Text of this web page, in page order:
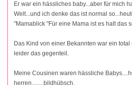
Er war ein hässliches baby...aber für mich
Welt...und ich denke das ist normal
"Mamablick "Für eine Mama ist es halt das
Das Kind von einer Bekannten war ein total
leider das gegenteil.
Meine Cousinen waren hässliche
herren........bildhübsch.